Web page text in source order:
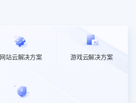
网站云解决方案 游戏云解决方案